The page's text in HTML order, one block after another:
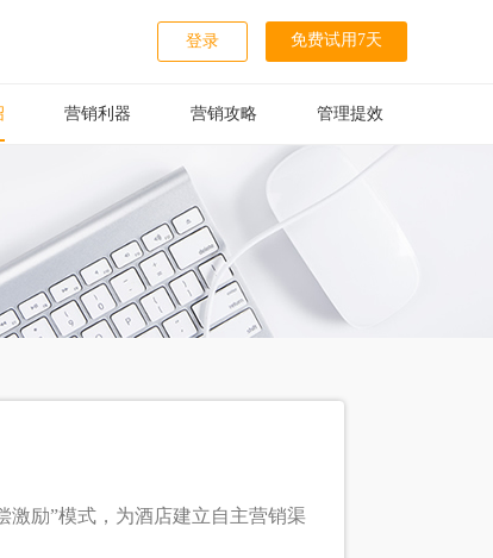
免费试用7天
登录
营销利器 营销攻略 管理提效
激励”模式，为酒店建立自主营销渠